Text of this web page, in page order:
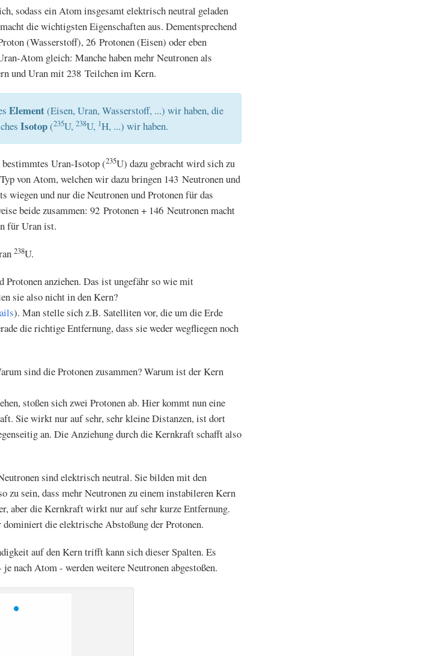
sodass ein Atom insgesamt elektrisch neutral geladen
die wichtigsten Eigenschaften aus. Dementsprechend
(Wasserstoff), 26 Protonen (Eisen) oder eben
Atom gleich: Manche haben mehr Neutronen als
und Uran mit 238 Teilchen im Kern.
Element(Eisen, Uran, Wasserstoff, ...) wir haben, die
Isotop(235U, 238U, 1H, ...) wir haben.
Uran-Isotop (235U) dazu gebracht wird sich zu
von Atom, welchen wir dazu bringen 143 Neutronen und
und nur die Neutronen und Protonen für das
beide zusammen: 92 Protonen + 146 Neutronen macht
für Uran ist.
238U.
Protonen anziehen. Das ist ungefähr so wie mit
sie also nicht in den Kern?
). Man stelle sich z.B. Satelliten vor, die um die Erde
die richtige Entfernung, dass sie weder wegfliegen noch
sind die Protonen zusammen? Warum ist der Kern
stoßen sich zwei Protonen ab. Hier kommt nun eine
Sie wirkt nur auf sehr, sehr kleine Distanzen, ist dort
an. Die Anziehung durch die Kernkraft schafft also
sind elektrisch neutral. Sie bilden mit den
zu sein, dass mehr Neutronen zu einem instabileren Kern
aber die Kernkraft wirkt nur auf sehr kurze Entfernung.
die elektrische Abstoßung der Protonen.
auf den Kern trifft kann sich dieser Spalten. Es
nach Atom - werden weitere Neutronen abgestoßen.